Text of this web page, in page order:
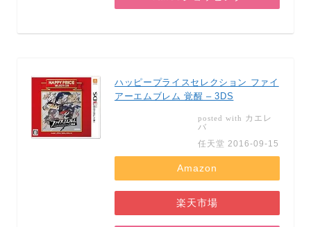
ハッピープライスセレクション ファイ
アーエムブレム 覚醒 – 3DS
posted with カエレ
バ
任天堂 2016-09-15
Amazon
楽天市場